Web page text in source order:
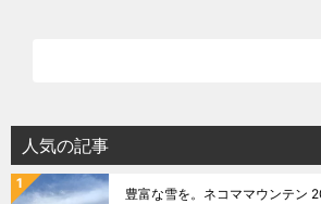
人気の記事
豊富な雪を。ネコママウンテン